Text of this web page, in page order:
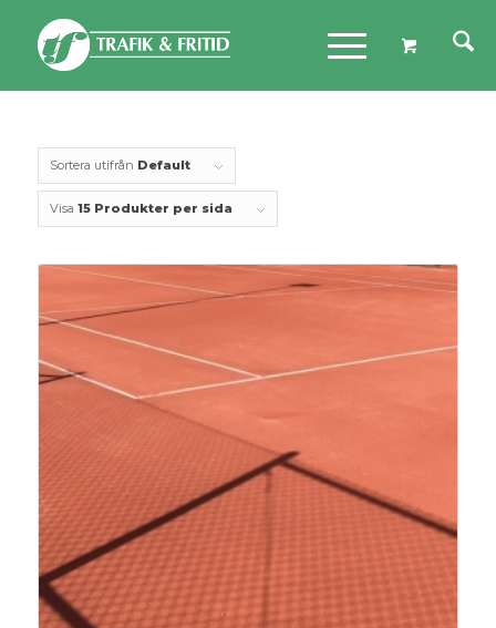
Sortera utifrån Default
Visa 15 Produkter per sida